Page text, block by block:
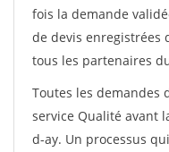
fois la demande
de devis enregistrées
tous les partenaires
Toutes les demandes
service Qualité avant
d-ay. Un processus